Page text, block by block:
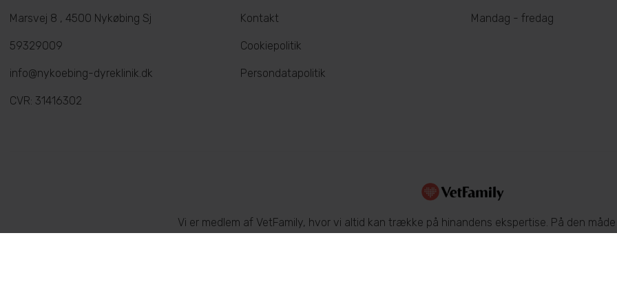
Marsvej 8 , 4500 Nykøbing Sj
59329009
info@nykoebing-dyreklinik.dk
CVR: 31416302
Kontakt
Cookiepolitik
Persondatapolitik
Mandag - fredag
Vi er medlem af VetFamily, hvor vi altid kan trække på hinandens ekspertise. På den